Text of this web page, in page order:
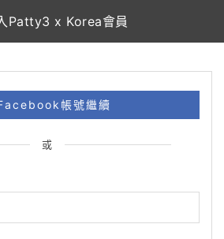
Patty3 x Korea會員
帳號繼續
或